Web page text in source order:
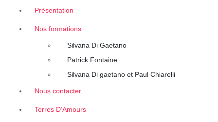
Présentation
Nos formations
Silvana Di Gaetano
Patrick Fontaine
Silvana Di gaetano et Paul Chiarelli
Nous contacter
Terres D’Amours